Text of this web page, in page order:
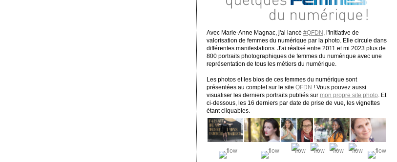
Avec Marie-Anne Magnac, j'ai lancé #QFDN
, l'initiative de
valorisation de femmes du numérique par la photo. Elle circule dans
différentes manifestations. J'ai réalisé entre 2011 et mi 2023 plus de
800 portraits photographiques de femmes du numérique avec une
représentation de tous les métiers du numérique.
Les photos et les bios de ces femmes du numérique sont
présentées au complet sur le site QFDN ! Vous pouvez aussi
visualiser les derniers portraits publiés sur mon propre site photo . Et
ci-dessous, les 16 derniers par date de prise de vue, les vignettes
étant cliquables.